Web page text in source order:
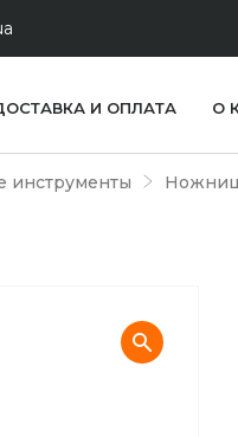
И ОПЛАТА О
инструменты